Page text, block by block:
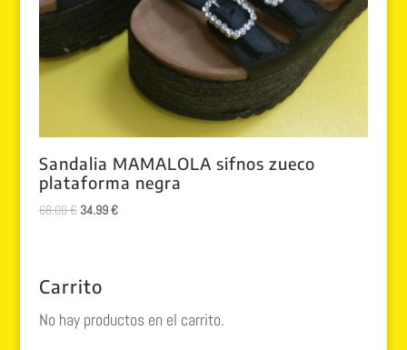
Sandalia MAMALOLA sifnos zueco
plataforma negra
68.00€ El
68.00 €.
34.99€El
Carrito
No hay productos en el carrito.